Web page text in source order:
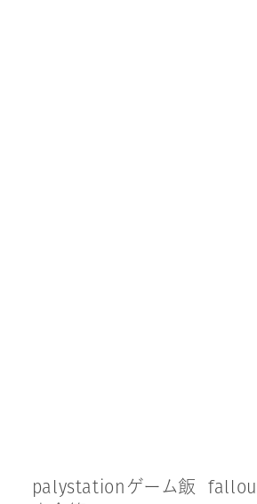
pa lystatio n ゲー ム飯 fal lou